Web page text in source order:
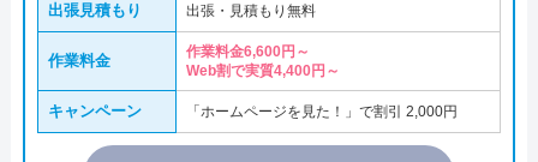
出張見積もり 出張・見積もり無料
作業料金
作業料金6,600円～
Web割で実質4,400円～
キャンペーン 「ホームページを見た！」で割引 2,000円